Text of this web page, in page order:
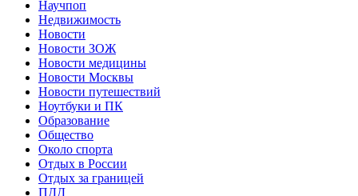
Научпоп
Недвижимость
Новости
Новости ЗОЖ
Новости медицины
Новости Москвы
Новости путешествий
Ноутбуки и ПК
Образование
Общество
Около спорта
Отдых в России
Отдых за границей
ПДД